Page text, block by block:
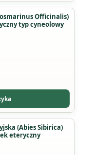
typ cyneolowy
Sibirica)
eteryczny